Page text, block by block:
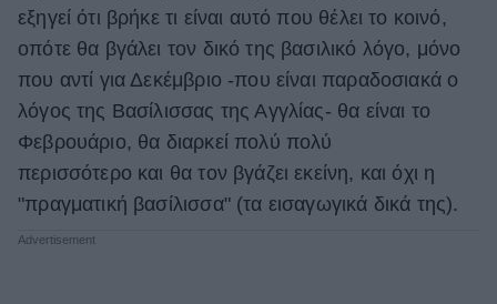
Χωρίς Ταμπέλες
Women's Forum
Hautes Grecians
εξηγεί ότι βρήκε τι είναι αυτό που θέλει το κοινό,
οπότε θα βγάλει τον δικό της βασιλικό λόγο, μόνο
που αντί για Δεκέμβριο -που είναι παραδοσιακά ο
λόγος της Βασίλισσας της Αγγλίας- θα είναι το
Φεβρουάριο, θα διαρκεί πολύ πολύ
περισσότερο και θα τον βγάζει εκείνη, και όχι η
"πραγματική βασίλισσα" (τα εισαγωγικά δικά της).